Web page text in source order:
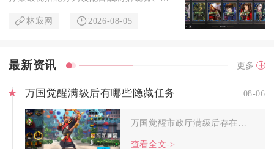
林寂网 2026-08-05
最新资讯 更多
万国觉醒满级后有哪些隐藏任务 08-06
查看全文->